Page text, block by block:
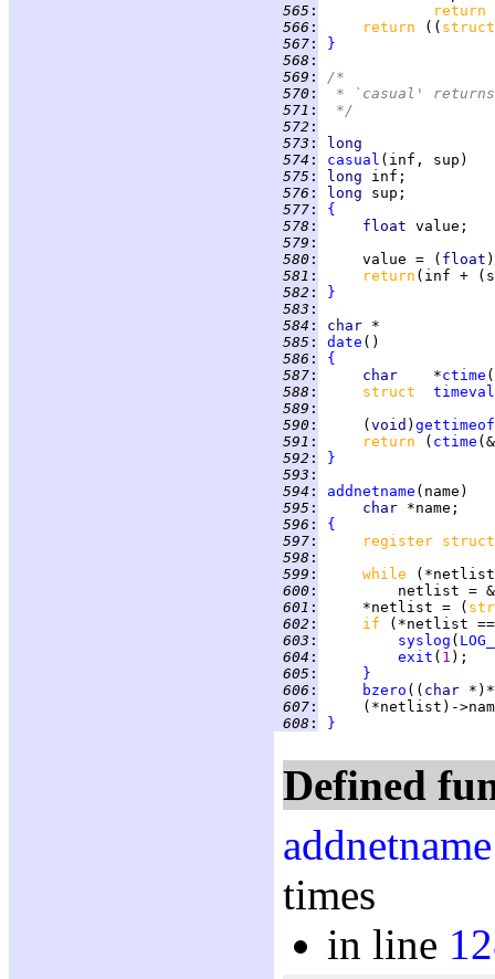
565 :
return
566 : return ((
567 :
}
568 :
569 :
/*
570 :
* `casual' returns
571 :
*/
572 :
573 :
long
574 : casual
575 : long
576 : long
577 :
{
578 : float
579 :
580 :
     value = (
float
581 :
return
582 :
}
583 :
584 : char
585 : date
586 :
{
587 : char *ctime
588 : struct timeval
589 :
590 :
     (
void )
591 : return ( ctime
592 :
}
593 :
594 : addnetname
595 : char
596 :
{
597 :
register
598 :
599 :
while
600 :
601 :
     *netlist = (
602 : if
(*netlist
603 : syslog (
604 : exit ( 1
605 :
}
606 : bzero (( char
607 :
608 : }
Defined
addnetname
times
in line